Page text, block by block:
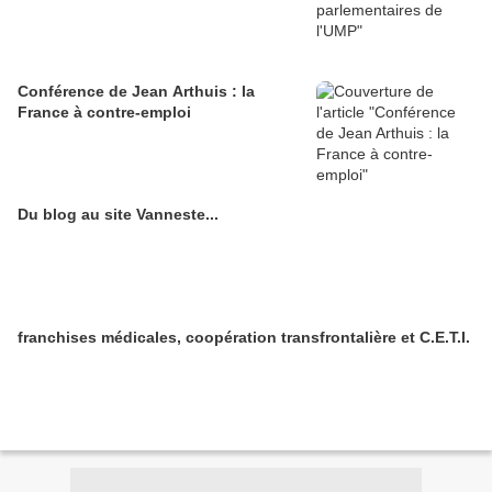
Conférence de Jean Arthuis : la
France à contre-emploi
Du blog au site Vanneste...
franchises médicales, coopération transfrontalière et C.E.T.I.